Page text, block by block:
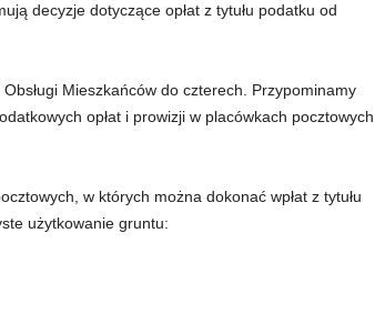
decyzje dotyczące opłat z tytułu podatku od
Mieszkańców do czterech. Przypominamy
opłat i prowizji w placówkach pocztowych
w których można dokonać wpłat z tytułu
użytkowanie gruntu: